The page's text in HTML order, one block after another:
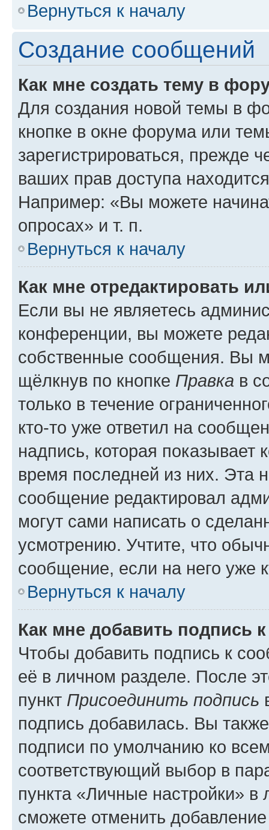
Вернуться к началу
Создание сообщений
Как мне создать тему в
Для создания новой темы в
кнопке в окне форума или
зарегистрироваться, прежде
ваших прав доступа
Например: «Вы можете
опросах» и т. п.
Вернуться к началу
Как мне отредактировать
Если вы не являетесь
конференции, вы можете
собственные сообщения. Вы
щёлкнув по кнопке Правка в
только в течение
кто-то уже ответил на
надпись, которая показывает
время последней из них. Эта
сообщение редактировал
могут сами написать о
усмотрению. Учтите, что
сообщение, если на него уже
Вернуться к началу
Как мне добавить подпись
Чтобы добавить подпись к
её в личном разделе. После
пункт Присоединить подпись
подпись добавилась. Вы
подписи по умолчанию ко
соответствующий выбор в
пункта «Личные настройки»
сможете отменить